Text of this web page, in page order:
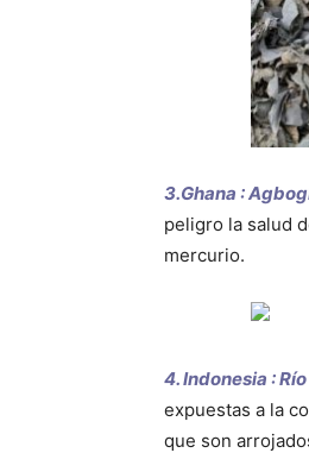
3.Ghana :
peligro la salud
mercurio.
4. Indonesia :
expuestas a la
que son